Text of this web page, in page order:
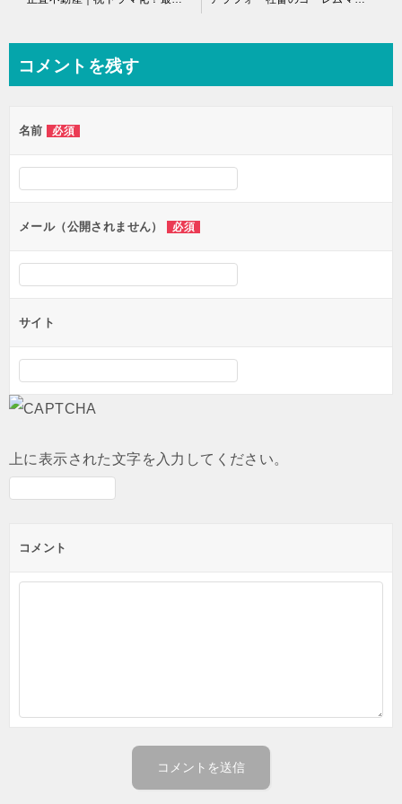
ビ
ー
シ
ン
コメントを残す
名前 必須
メール（公開されません） 必須
サイト
上に表示された文字を入力してください。
コメント